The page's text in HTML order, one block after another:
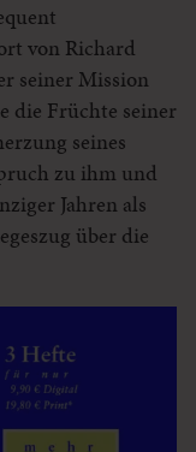
von Richard
seiner Mission
die Früchte seiner
seines
zu ihm und
Jahren als
über die